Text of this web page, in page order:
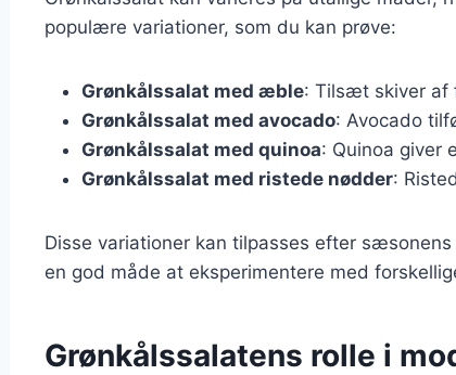
populære variationer, som du kan prøve:
Grønkålssalat med æble: Tilsæt skiver af
Grønkålssalat med avocado: Avocado
Grønkålssalat med quinoa: Quinoa giver
Grønkålssalat med ristede nødder:
Disse variationer kan tilpasses efter
en god måde at eksperimentere med
Grønkålssalatens rolle i